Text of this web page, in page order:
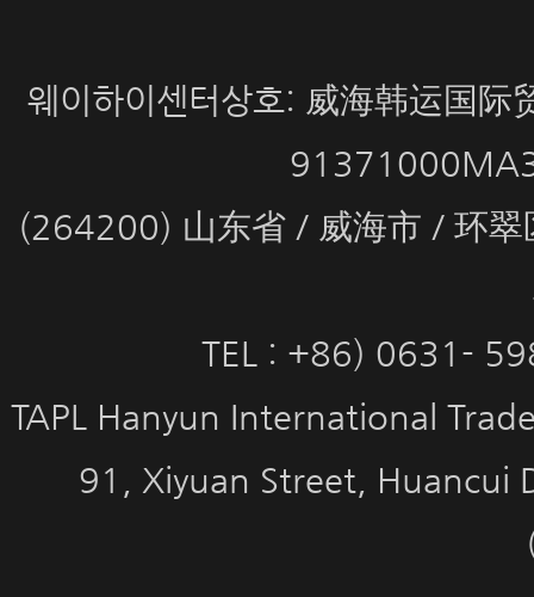
웨이하이센터상호: 威海韩运国
(264200) 山东省 / 威海市 / 环
TEL : +86) 0631-
TAPL Hanyun International
91, Xiyuan Street, Huancui